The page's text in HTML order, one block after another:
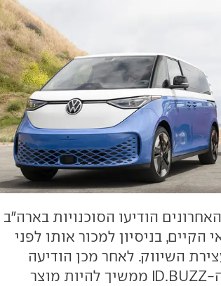
הודיעו הסוכנויות בארה"ב
בניסיון למכור אותו לפני
השיווק. לאחר מכן הודיעה
היצרנית באופן רשמי כי "ה-ID.BUZZ ממשיך להיות מוצר